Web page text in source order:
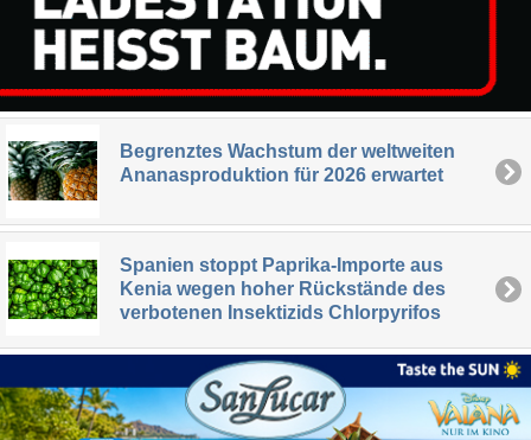
Begrenztes Wachstum der weltweiten
Ananasproduktion für 2026 erwartet
Spanien stoppt Paprika-Importe aus
Kenia wegen hoher Rückstände des
verbotenen Insektizids Chlorpyrifos